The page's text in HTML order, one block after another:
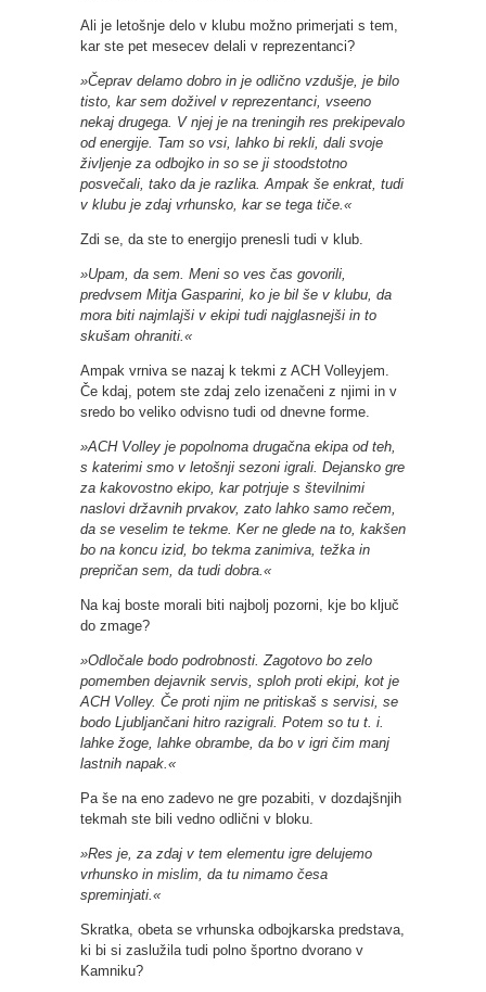
Ali je letošnje delo v klubu možno primerjati s tem,
kar ste pet mesecev delali v reprezentanci?
»Čeprav delamo dobro in je odlično vzdušje, je bilo
tisto, kar sem doživel v reprezentanci, vseeno
nekaj drugega. V njej je na treningih res prekipevalo
od energije. Tam so vsi, lahko bi rekli, dali svoje
življenje za odbojko in so se ji stoodstotno
posvečali, tako da je razlika. Ampak še enkrat, tudi
v klubu je zdaj vrhunsko, kar se tega tiče.«
Zdi se, da ste to energijo prenesli tudi v klub.
»Upam, da sem. Meni so ves čas govorili,
predvsem Mitja Gasparini, ko je bil še v klubu, da
mora biti najmlajši v ekipi tudi najglasnejši in to
skušam ohraniti.«
Ampak vrniva se nazaj k tekmi z ACH Volleyjem.
Če kdaj, potem ste zdaj zelo izenačeni z njimi in v
sredo bo veliko odvisno tudi od dnevne forme.
»ACH Volley je popolnoma drugačna ekipa od teh,
s katerimi smo v letošnji sezoni igrali. Dejansko gre
za kakovostno ekipo, kar potrjuje s številnimi
naslovi državnih prvakov, zato lahko samo rečem,
da se veselim te tekme. Ker ne glede na to, kakšen
bo na koncu izid, bo tekma zanimiva, težka in
prepričan sem, da tudi dobra.«
Na kaj boste morali biti najbolj pozorni, kje bo ključ
do zmage?
»Odločale bodo podrobnosti. Zagotovo bo zelo
pomemben dejavnik servis, sploh proti ekipi, kot je
ACH Volley. Če proti njim ne pritiskaš s servisi, se
bodo Ljubljančani hitro razigrali. Potem so tu t. i.
lahke žoge, lahke obrambe, da bo v igri čim manj
lastnih napak.«
Pa še na eno zadevo ne gre pozabiti, v dozdajšnjih
tekmah ste bili vedno odlični v bloku.
»Res je, za zdaj v tem elementu igre delujemo
vrhunsko in mislim, da tu nimamo česa
spreminjati.«
Skratka, obeta se vrhunska odbojkarska predstava,
ki bi si zaslužila tudi polno športno dvorano v
Kamniku?